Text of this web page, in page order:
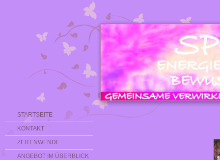
STARTSEITE
KONTAKT
ZEITENWENDE
ANGEBOT IM ÜBERBLICK